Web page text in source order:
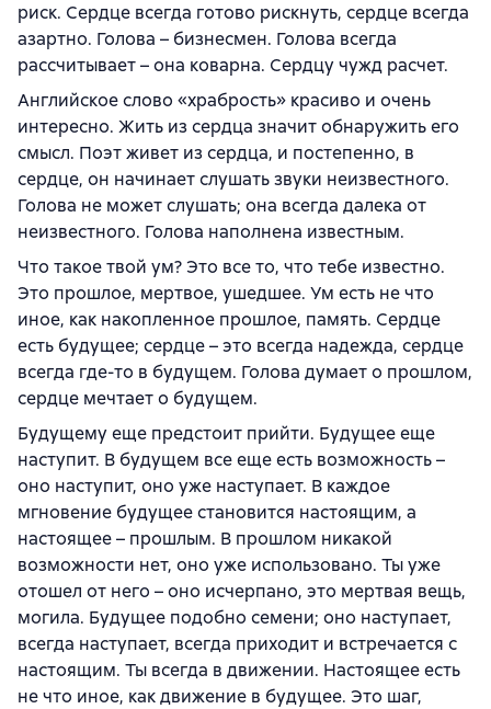
риск. Сердце всегда готово рискнуть, сердце всегда
азартно. Голова – бизнесмен. Голова всегда
рассчитывает – она коварна. Сердцу чужд расчет.
Английское слово «храбрость» красиво и очень
интересно. Жить из сердца значит обнаружить его
смысл. Поэт живет из сердца, и постепенно, в
сердце, он начинает слушать звуки неизвестного.
Голова не может слушать; она всегда далека от
неизвестного. Голова наполнена известным.
Что такое твой ум? Это все то, что тебе известно.
Это прошлое, мертвое, ушедшее. Ум есть не что
иное, как накопленное прошлое, память. Сердце
есть будущее; сердце – это всегда надежда, сердце
всегда где-то в будущем. Голова думает о прошлом,
сердце мечтает о будущем.
Будущему еще предстоит прийти. Будущее еще
наступит. В будущем все еще есть возможность –
оно наступит, оно уже наступает. В каждое
мгновение будущее становится настоящим, а
настоящее – прошлым. В прошлом никакой
возможности нет, оно уже использовано. Ты уже
отошел от него – оно исчерпано, это мертвая вещь,
могила. Будущее подобно семени; оно наступает,
всегда наступает, всегда приходит и встречается с
настоящим. Ты всегда в движении. Настоящее есть
не что иное, как движение в будущее. Это шаг,